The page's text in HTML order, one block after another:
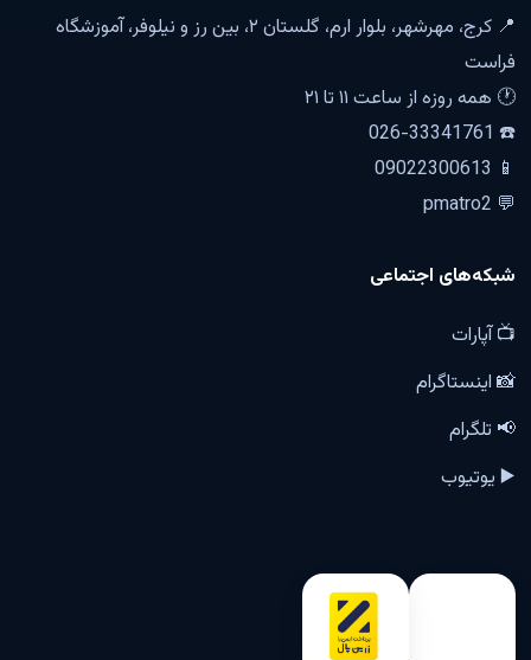
📍 کرج، مهرشهر، بلوار ارم، گلستان ۲، بین رز و نیلوفر، آموزشگاه
فراست
🕐 همه روزه از ساعت ۱۱ تا ۲۱
☎️ 026-33341761
📱 09022300613
💬 pmatro2
شبکه‌های اجتماعی
📺 آپارات
📸 اینستاگرام
📢 تلگرام
▶️ یوتیوب